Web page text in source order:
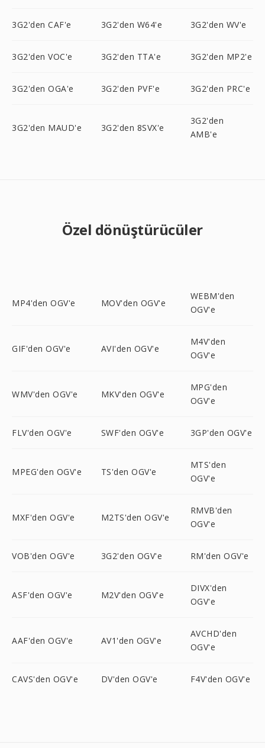
3G2'den CAF'e 3G2'den W64'e 3G2'den WV'e
3G2'den VOC'e 3G2'den TTA'e 3G2'den MP2'e
3G2'den OGA'e 3G2'den PVF'e 3G2'den PRC'e
3G2'den MAUD'e 3G2'den 8SVX'e
3G2'den
AMB'e
Özel dönüştürücüler
MP4'den OGV'e MOV'den OGV'e
WEBM'den
OGV'e
GIF'den OGV'e AVI'den OGV'e
M4V'den
OGV'e
WMV'den OGV'e MKV'den OGV'e
MPG'den
OGV'e
FLV'den OGV'e SWF'den OGV'e 3GP'den OGV'e
MPEG'den OGV'e TS'den OGV'e
MTS'den
OGV'e
MXF'den OGV'e M2TS'den OGV'e
RMVB'den
OGV'e
VOB'den OGV'e 3G2'den OGV'e RM'den OGV'e
ASF'den OGV'e M2V'den OGV'e
DIVX'den
OGV'e
AAF'den OGV'e AV1'den OGV'e
AVCHD'den
OGV'e
CAVS'den OGV'e DV'den OGV'e F4V'den OGV'e